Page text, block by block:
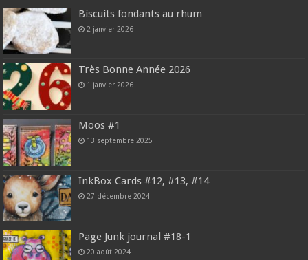
Biscuits fondants au rhum
2 janvier 2026
Très Bonne Année 2026
1 janvier 2026
Moos #1
13 septembre 2025
InkBox Cards #12, #13, #14
27 décembre 2024
Page Junk journal #18-1
20 août 2024